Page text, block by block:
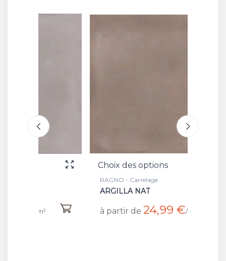
Choix des options
RAGNO - Carrelage
ARGILLA NAT
à partir de 24,99 €/m²